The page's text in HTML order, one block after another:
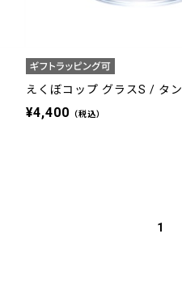
えくぼコップ グラスS / タン
¥4,400 （税込）
1